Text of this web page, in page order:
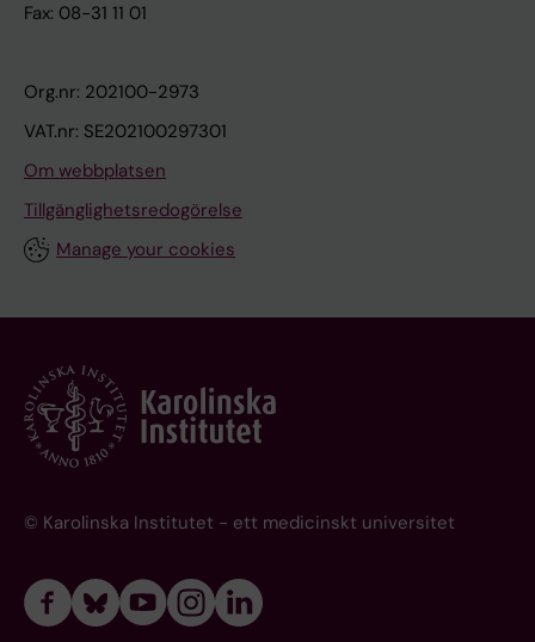
Fax: 08-31 11 01
Org.nr: 202100-2973
VAT.nr: SE202100297301
Om webbplatsen
Tillgänglighetsredogörelse
Manage your cookies
© Karolinska Institutet - ett medicinskt universitet